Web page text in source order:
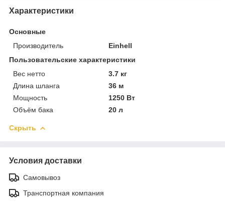
Характеристики
Основные
Производитель
Einhell
Пользовательские характеристики
Вес нетто
3.7 кг
Длина шланга
36 м
Мощность
1250 Вт
Объём бака
20 л
Скрыть
Условия доставки
Самовывоз
Транспортная компания